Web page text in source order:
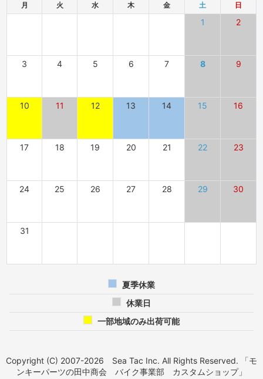
月 火 水 木 金 土 日
1 2
3 4 5 6 7 8 9
10 11 12 13 14 15 16
17 18 19 20 21 22 23
24 25 26 27 28 29 30
31
夏季休業
休業日
一部地域のみ出荷可能
Copyright (C) 2007-2026 Sea Tac Inc. All Rights Reserved. 「モ
ンキーパーツの田中商会 バイク事業部 カスタムショップ」